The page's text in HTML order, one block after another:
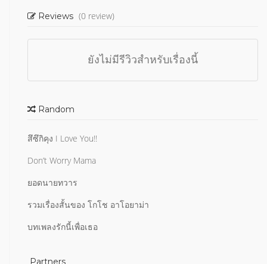
Reviews (0 review)
ยังไม่มีรีวิวสำหรับเรื่องนี้
Random
สึซึกิคุง I Love You!!
Don’t Worry Mama
ยอดนายทวาร
รวมเรื่องสั้นของ โกโช อาโอยาม่า
บทเพลงรักนี้เพื่อเธอ
Partners